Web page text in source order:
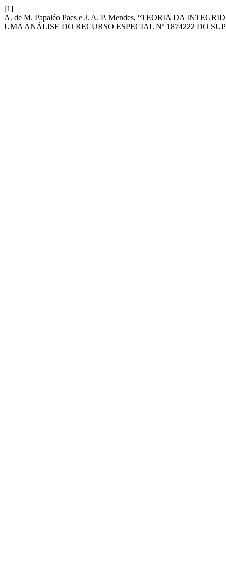
[1]
A. de M. Papaléo Paes e J. A. P. Mendes, “TEORIA DA
UMA ANÁLISE DO RECURSO ESPECIAL Nº 1874222 DO